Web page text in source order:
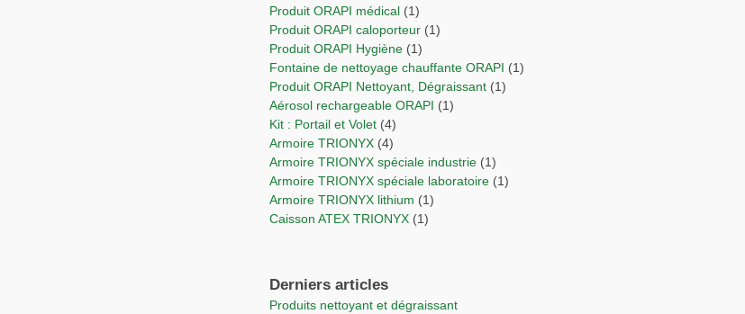
Produit ORAPI médical (1)
Produit ORAPI caloporteur (1)
Produit ORAPI Hygiène (1)
Fontaine de nettoyage chauffante ORAPI (1)
Produit ORAPI Nettoyant, Dégraissant (1)
Aérosol rechargeable ORAPI (1)
Kit : Portail et Volet (4)
Armoire TRIONYX (4)
Armoire TRIONYX spéciale industrie (1)
Armoire TRIONYX spéciale laboratoire (1)
Armoire TRIONYX lithium (1)
Caisson ATEX TRIONYX (1)
Derniers articles
Produits nettoyant et dégraissant